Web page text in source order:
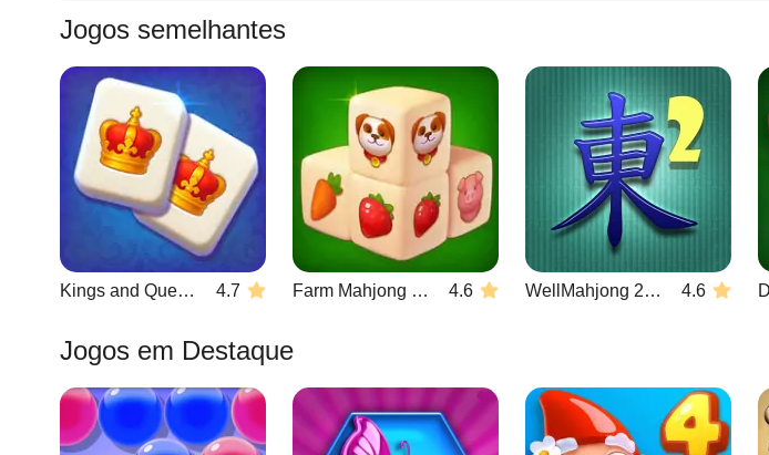
Jogos semelhantes
Kings and Queens Mahjong 4.7 Farm Mahjong 3D 4.6 WellMahjong 2: Internet Community 4.6
Jogos em Destaque